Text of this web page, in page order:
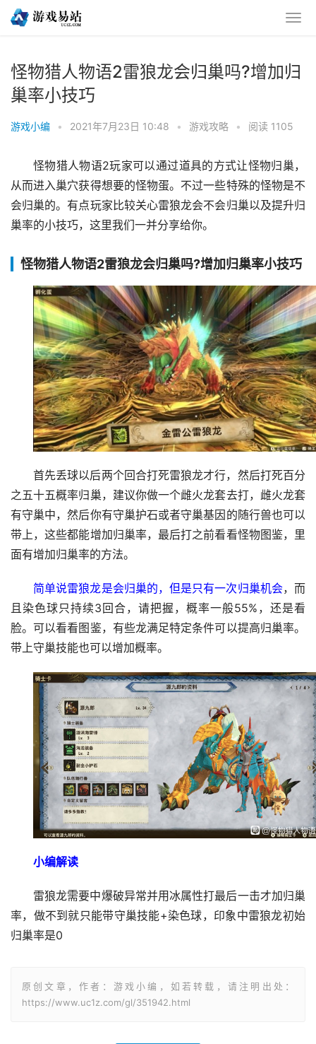
怪物猎人物语2雷狼龙会归巢吗?增加归
巢率小技巧
游戏小编 • 2021年7月23日 10:48 • 游戏攻略 • 阅读 1105
怪物猎人物语2玩家可以通过道具的方式让怪物归巢，
从而进入巢穴获得想要的怪物蛋。不过一些特殊的怪物是不
会归巢的。有点玩家比较关心雷狼龙会不会归巢以及提升归
巢率的小技巧，这里我们一并分享给你。
怪物猎人物语2雷狼龙会归巢吗?增加归巢率小技巧
首先丢球以后两个回合打死雷狼龙才行，然后打死百分
之五十五概率归巢，建议你做一个雌火龙套去打，雌火龙套
有守巢中，然后你有守巢护石或者守巢基因的随行兽也可以
带上，这些都能增加归巢率，最后打之前看看怪物图鉴，里
面有增加归巢率的方法。
简单说雷狼龙是会归巢的，但是只有一次归巢机会，而
且染色球只持续3回合，请把握，概率一般55%，还是看
脸。可以看看图鉴，有些龙满足特定条件可以提高归巢率。
带上守巢技能也可以增加概率。
小编解读
雷狼龙需要中爆破异常并用冰属性打最后一击才加归巢
率，做不到就只能带守巢技能+染色球，印象中雷狼龙初始
归巢率是0
原创文章，作者：游戏小编，如若转载，请注明出处：
https://www.uc1z.com/gl/351942.html